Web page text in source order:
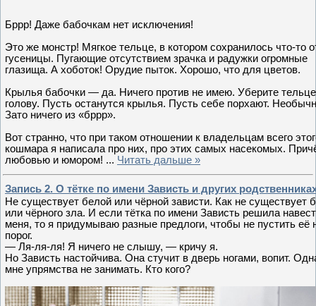
Бррр! Даже бабочкам нет исключения!
Это же монстр! Мягкое тельце, в котором сохранилось что-то
гусеницы. Пугающие отсутствием зрачка и радужки огромные
глазища. А хоботок! Орудие пыток. Хорошо, что для цветов.
Крылья бабочки — да. Ничего против не имею. Уберите
голову. Пусть останутся крылья. Пусть себе порхают.
Зато ничего из «бррр».
Вот странно, что при таком отношении к владельцам всего
кошмара я написала про них, про этих самых насекомых.
любовью и юмором! ... Читать дальше »
Запись 2. О тётке по имени Зависть и других
Не существует белой или чёрной зависти. Как не существует
или чёрного зла. И если тётка по имени Зависть решила
меня, то я придумываю разные предлоги, чтобы не пустить её
порог.
— Ля-ля-ля! Я ничего не слышу, — кричу я.
Но Зависть настойчива. Она стучит в дверь ногами, вопит.
мне упрямства не занимать. Кто кого?